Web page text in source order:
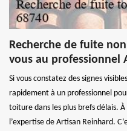
Recherche de fuite
vous au professionnel
Si vous constatez des signes
rapidement à un professionnel
toiture dans les plus brefs délais.
l’expertise de Artisan Reinhard.